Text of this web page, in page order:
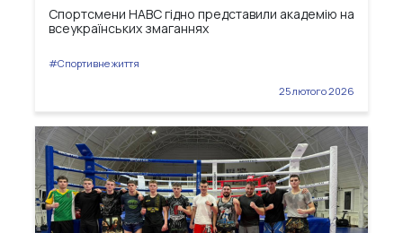
Спортсмени НАВС гідно представили академію на
всеукраїнських змаганнях
#Спортивне життя
25 лютого 2026